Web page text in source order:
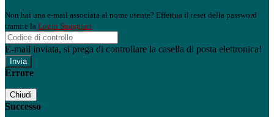
Non hai una e-mail associata al nome utente? Effettua il reset della password
tramite la Login Spaggiari
E-mail inviata, si prega di controllare la casella di posta elettronica!
Errore
Chiudi
Successo